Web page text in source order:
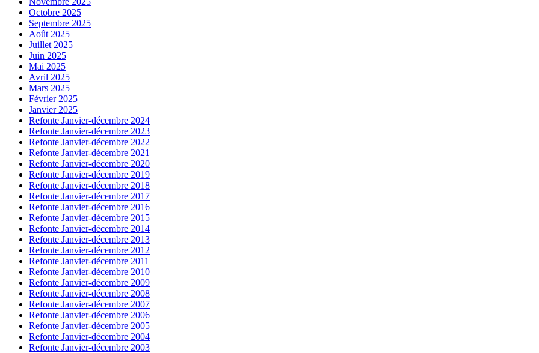
Octobre 2025
Septembre 2025
Août 2025
Juillet 2025
Juin 2025
Mai 2025
Avril 2025
Mars 2025
Février 2025
Janvier 2025
Refonte Janvier-décembre 2024
Refonte Janvier-décembre 2023
Refonte Janvier-décembre 2022
Refonte Janvier-décembre 2021
Refonte Janvier-décembre 2020
Refonte Janvier-décembre 2019
Refonte Janvier-décembre 2018
Refonte Janvier-décembre 2017
Refonte Janvier-décembre 2016
Refonte Janvier-décembre 2015
Refonte Janvier-décembre 2014
Refonte Janvier-décembre 2013
Refonte Janvier-décembre 2012
Refonte Janvier-décembre 2011
Refonte Janvier-décembre 2010
Refonte Janvier-décembre 2009
Refonte Janvier-décembre 2008
Refonte Janvier-décembre 2007
Refonte Janvier-décembre 2006
Refonte Janvier-décembre 2005
Refonte Janvier-décembre 2004
Refonte Janvier-décembre 2003